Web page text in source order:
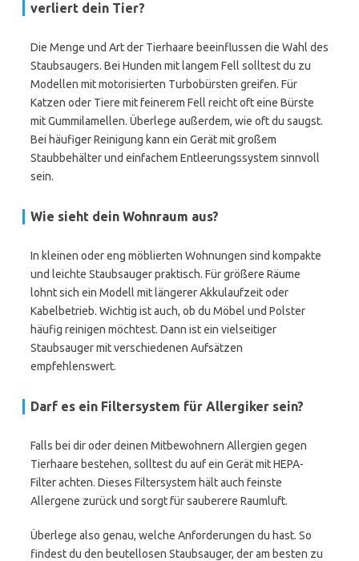
verliert dein Tier?
Die Menge und Art der Tierhaare beeinflussen die Wahl des
Staubsaugers. Bei Hunden mit langem Fell solltest du zu
Modellen mit motorisierten Turbobürsten greifen. Für
Katzen oder Tiere mit feinerem Fell reicht oft eine Bürste
mit Gummilamellen. Überlege außerdem, wie oft du saugst.
Bei häufiger Reinigung kann ein Gerät mit großem
Staubbehälter und einfachem Entleerungssystem sinnvoll
sein.
Wie sieht dein Wohnraum aus?
In kleinen oder eng möblierten Wohnungen sind kompakte
und leichte Staubsauger praktisch. Für größere Räume
lohnt sich ein Modell mit längerer Akkulaufzeit oder
Kabelbetrieb. Wichtig ist auch, ob du Möbel und Polster
häufig reinigen möchtest. Dann ist ein vielseitiger
Staubsauger mit verschiedenen Aufsätzen
empfehlenswert.
Darf es ein Filtersystem für Allergiker sein?
Falls bei dir oder deinen Mitbewohnern Allergien gegen
Tierhaare bestehen, solltest du auf ein Gerät mit HEPA-
Filter achten. Dieses Filtersystem hält auch feinste
Allergene zurück und sorgt für sauberere Raumluft.
Überlege also genau, welche Anforderungen du hast. So
findest du den beutellosen Staubsauger, der am besten zu